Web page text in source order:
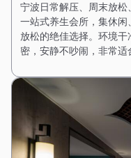
宁波日常解压、周末放松
一站式养生会所，集休
放松的绝佳选择。环境
密，安静不吵闹，非常